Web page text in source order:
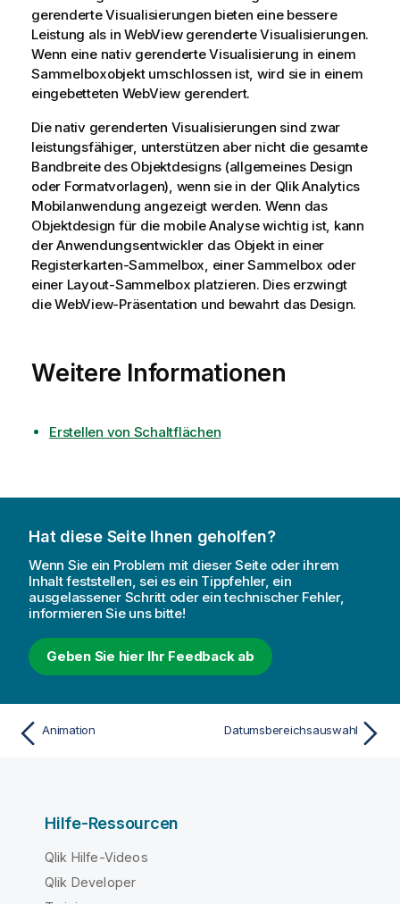
gerenderte Visualisierungen bieten eine bessere
Leistung als in WebView gerenderte Visualisierungen.
Wenn eine nativ gerenderte Visualisierung in einem
Sammelboxobjekt umschlossen ist, wird sie in einem
eingebetteten WebView gerendert.
Die nativ gerenderten Visualisierungen sind zwar
leistungsfähiger, unterstützen aber nicht die gesamte
Bandbreite des Objektdesigns (allgemeines Design
oder Formatvorlagen), wenn sie in der Qlik Analytics
Mobilanwendung angezeigt werden. Wenn das
Objektdesign für die mobile Analyse wichtig ist, kann
der Anwendungsentwickler das Objekt in einer
Registerkarten-Sammelbox, einer Sammelbox oder
einer Layout-Sammelbox platzieren. Dies erzwingt
die WebView-Präsentation und bewahrt das Design.
Weitere Informationen
Erstellen von Schaltflächen
Hat diese Seite Ihnen geholfen?
Wenn Sie ein Problem mit dieser Seite oder ihrem
Inhalt feststellen, sei es ein Tippfehler, ein
ausgelassener Schritt oder ein technischer Fehler,
informieren Sie uns bitte!
Geben Sie hier Ihr Feedback ab
Animation Datumsbereichsauswahl
Hilfe-Ressourcen
Qlik Hilfe-Videos
Qlik Developer